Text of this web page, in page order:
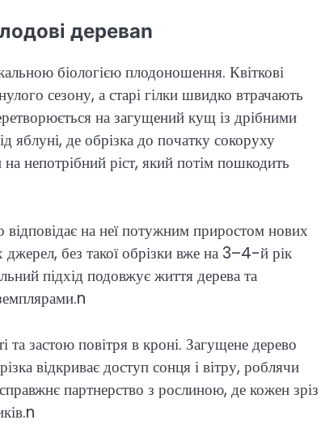
дереваn
біологією плодоношення. Квіткові
сезону, а старі гілки швидко втрачають
на загущений кущ із дрібними
де обрізка до початку сокоруху
непотрібний ріст, який потім пошкодить
на неї потужним приростом нових
без такої обрізки вже на 3–4-й рік
підхід подовжує життя дерева та
застою повітря в кроні. Загущене дерево
відкриває доступ сонця і вітру, роблячи
партнерство з рослиною, де кожен зріз